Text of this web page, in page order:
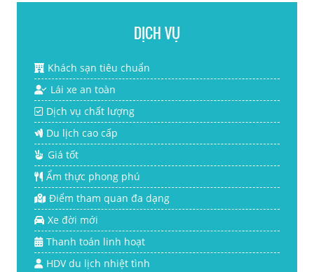
DỊCH VỤ
Khách sạn tiêu chuẩn
Lái xe an toàn
Dịch vụ chất lượng
Du lịch cao cấp
Giá tốt
Ẩm thực phong phú
Điểm tham quan đa dạng
Xe đời mới
Thanh toán linh hoạt
HDV du lịch nhiệt tình